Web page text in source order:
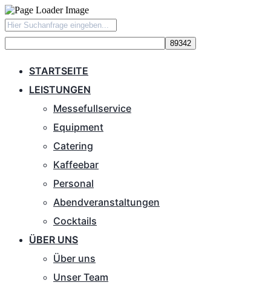
STARTSEITE
LEISTUNGEN
Messefullservice
Equipment
Catering
Kaffeebar
Personal
Abendveranstaltungen
Cocktails
ÜBER UNS
Über uns
Unser Team